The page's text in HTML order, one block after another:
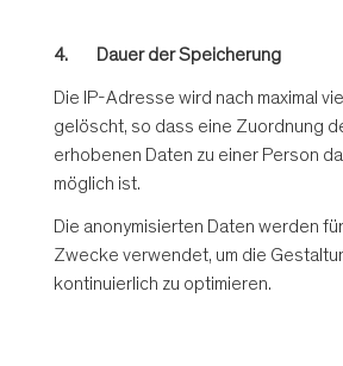
4. Dauer der Speicherung
Die IP-Adresse wird nach maximal
gelöscht, so dass eine Zuordnung
erhobenen Daten zu einer Person
möglich ist.
Die anonymisierten Daten werden
Zwecke verwendet, um die
kontinuierlich zu optimieren.